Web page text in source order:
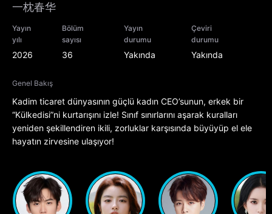
一枕春华
Yayın
yılı
2026
Bölüm
sayısı
36
Yayın
durumu
Yakında
Çeviri
durumu
Yakında
Genel Bakış
Kadim ticaret dünyasının güçlü kadın CEO’sunun, erkek bir
“Külkedisi”ni kurtarışını izle! Sınıf sınırlarını aşarak kuralları
yeniden şekillendiren ikili, zorluklar karşısında büyüyüp el ele
hayatın zirvesine ulaşıyor!